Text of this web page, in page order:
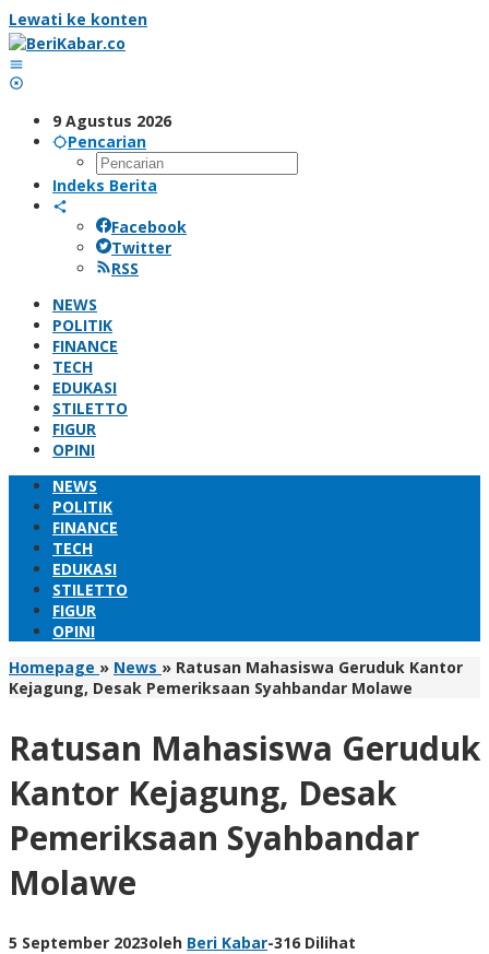
Lewati ke konten
9 Agustus 2026
Pencarian
Indeks Berita
Facebook
Twitter
RSS
NEWS
POLITIK
FINANCE
TECH
EDUKASI
STILETTO
FIGUR
OPINI
NEWS
POLITIK
FINANCE
TECH
EDUKASI
STILETTO
FIGUR
OPINI
Homepage » News » Ratusan Mahasiswa Geruduk Kantor
Kejagung, Desak Pemeriksaan Syahbandar Molawe
Ratusan Mahasiswa Geruduk
Kantor Kejagung, Desak
Pemeriksaan Syahbandar
Molawe
5 September 2023oleh Beri Kabar-316 Dilihat